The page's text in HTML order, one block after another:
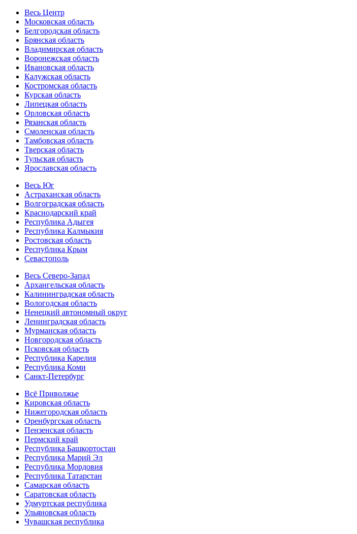
Весь Центр
Московская область
Белгородская область
Брянская область
Владимирская область
Воронежская область
Ивановская область
Калужская область
Костромская область
Курская область
Липецкая область
Орловская область
Рязанская область
Смоленская область
Тамбовская область
Тверская область
Тульская область
Ярославская область
Весь Юг
Астраханская область
Волгоградская область
Краснодарский край
Республика Адыгея
Республика Калмыкия
Ростовская область
Республика Крым
Севастополь
Весь Северо-Запад
Архангельская область
Калининградская область
Вологодская область
Ненецкий автономный округ
Ленинградская область
Мурманская область
Новгородская область
Псковская область
Республика Карелия
Республика Коми
Санкт-Петербург
Всё Приволжье
Кировская область
Нижегородская область
Оренбургская область
Пензенская область
Пермский край
Республика Башкортостан
Республика Марий Эл
Республика Мордовия
Республика Татарстан
Самарская область
Саратовская область
Удмуртская республика
Ульяновская область
Чувашская республика